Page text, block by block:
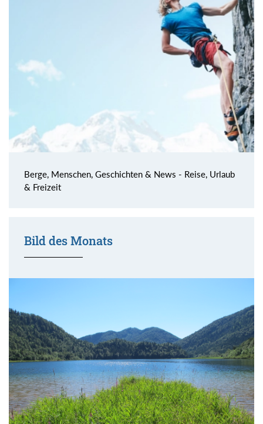
Berge, Menschen, Geschichten & News - Reise, Urlaub
& Freizeit
Bild des Monats